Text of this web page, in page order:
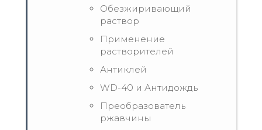
Обезжиривающий
раствор
Применение
растворителей
Антиклей
WD-40 и Антидождь
Преобразователь
ржавчины